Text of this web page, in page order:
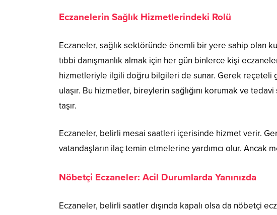
Eczanelerin Sağlık Hizmetlerindeki Rolü
Eczaneler, sağlık sektöründe önemli bir yere sahip olan
tıbbi danışmanlık almak için her gün binlerce kişi
hizmetleriyle ilgili doğru bilgileri de sunar. Gerek reçeteli
ulaşır. Bu hizmetler, bireylerin sağlığını korumak ve
taşır.
Eczaneler, belirli mesai saatleri içerisinde hizmet verir.
vatandaşların ilaç temin etmelerine yardımcı olur. Ancak
Nöbetçi Eczaneler: Acil Durumlarda Yanınızda
Eczaneler, belirli saatler dışında kapalı olsa da nöbetçi